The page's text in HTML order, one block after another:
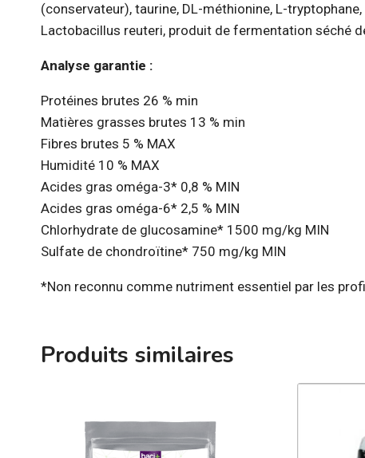
(conservateur), taurine, DL-méthionine, L-
Lactobacillus reuteri, produit de fermentation séché
Analyse garantie :
Protéines brutes 26 % min
Matières grasses brutes 13 % min
Fibres brutes 5 % MAX
Humidité 10 % MAX
Acides gras oméga-3* 0,8 % MIN
Acides gras oméga-6* 2,5 % MIN
Chlorhydrate de glucosamine* 1500 mg/kg MIN
Sulfate de chondroïtine* 750 mg/kg MIN
*Non reconnu comme nutriment essentiel par les
Produits similaires